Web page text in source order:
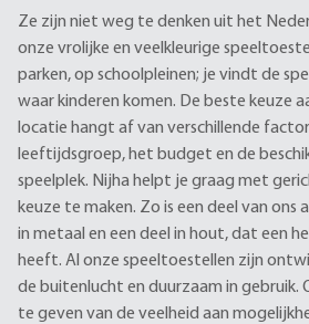
Ze zijn niet weg te denken uit het
onze vrolijke en veelkleurige
parken, op schoolpleinen; je vindt de
waar kinderen komen. De beste keuze
locatie hangt af van verschillende
leeftijdsgroep, het budget en de
speelplek. Nijha helpt je graag met
keuze te maken. Zo is een deel van
in metaal en een deel in hout, dat een
heeft. Al onze speeltoestellen zijn
de buitenlucht en duurzaam in gebruik.
te geven van de veelheid aan